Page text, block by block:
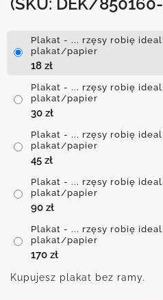
Plakat - ... rzęsy robię
plakat/papier
18 zł
Plakat - ... rzęsy robię
plakat/papier
30 zł
Plakat - ... rzęsy robię
plakat/papier
45 zł
Plakat - ... rzęsy robię
plakat/papier
90 zł
Plakat - ... rzęsy robię
plakat/papier
170 zł
Kupujesz plakat bez ramy.